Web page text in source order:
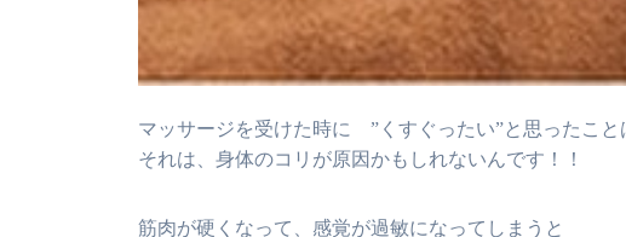
マッサージを受けた時に ”くすぐったい”と思ったこと
それは、身体のコリが原因かもしれないんです！！
筋肉が硬くなって、感覚が過敏になってしまうと